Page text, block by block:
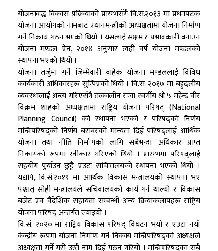
योजनावद्ध विकास प्रक्रियाको प्रारम्भसँगै वि.सं.२०१३ मा प्रथमपटक
योजना आयोगको नामबाट प्रधानमन्त्रीको अध्यक्षतामा योजना निर्माण
गर्ने निकाय गठन भएको थियो । यसलाई सक्षम र प्रभावकारी बनाउन
योजना मण्डल ऐन, २०१४ अनुसार त्यही वर्ष योजना मण्डलको
स्थापना भएको थियो ।
योजना तर्जुमा गर्ने जिम्मेवारी बाहेक योजना मण्डललाई विविध
कार्यकारी अधिकारहरू सुम्पिएको थियो । वि.सं. २०१७ मा बहुदलीय
व्यवस्थालाई अन्त्य गरिएसँगै तत्कालीन राजा स्वर्गीय श्री ५ महेन्द्र वीर
विक्रम शाहको अध्यक्षतामा राष्ट्रिय योजना परिषद् (National
Planning Council) को स्थापना भएको र परिषद्को निर्णय
मन्त्रिपरिषद्को निर्णय बराबरको मान्यता दिई परिषद्लाई आर्थिक
योजना तथा नीति निर्माणको लागि सबैभन्दा अधिकार प्राप्त
निकायको रूपमा स्वीकार गरिएको थियो । प्रारम्भमा परिषद्लाई
सहयोग पुर्याउन छुट्टै एउटा सचिवालयको स्थापना भएको थियो ।
यद्यपि, वि.सं.२०१९ मा आर्थिक विकास मन्त्रालयको स्थापना भए
पश्चात् सोही मन्त्रालयले सचिवालयको कार्य गर्न थाल्यो र विकास
बजेट एवं वैदेशिक सहायता सम्बन्धी अन्य क्रियाकलापहरू राष्ट्रिय
योजना परिषद् अन्तर्गत ल्याइयो ।
वि.सं. २०२० मा राष्ट्रिय विकास परिषद् विघटन भयो र एउटा नयाँ
केन्द्रीय रूपमा योजना निर्माण गर्ने निकाय मन्त्रिपरिषद्को अध्यक्षले
अध्यक्षता गर्ने गरी उस्तै नाम दिई गठन गरियो । मन्त्रिपरिषद्का सबै